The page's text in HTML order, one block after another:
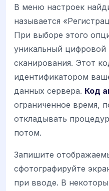
В меню настроек
называется
При выборе этого
уникальный цифровой
сканирования. Этот
идентификатором
данных сервера. Код
ограниченное время,
откладывать
потом.
Запишите
сфотографируйте
при вводе. В